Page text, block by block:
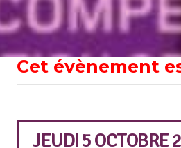
Cet évènement
JEUDI 5 OCTOBRE